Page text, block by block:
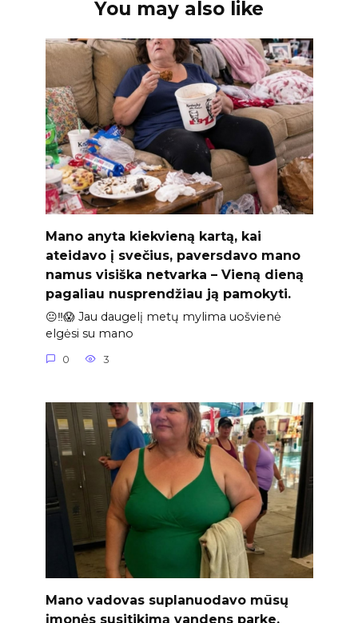
You may also like
Mano anyta kiekvieną kartą, kai
ateidavo į svečius, paversdavo mano
namus visiška netvarka – Vieną dieną
pagaliau nusprendžiau ją pamokyti.
😐‼️😱 Jau daugelį metų mylima uošvienė
elgėsi su mano
0 3
Mano vadovas suplanuodavo mūsų
įmonės susitikimą vandens parke,